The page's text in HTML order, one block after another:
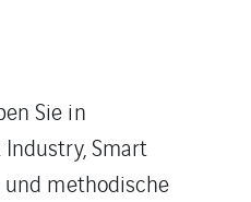
Sie in
Smart
methodische